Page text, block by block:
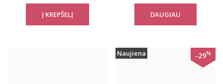
DAUGIAU
Naujiena -29%